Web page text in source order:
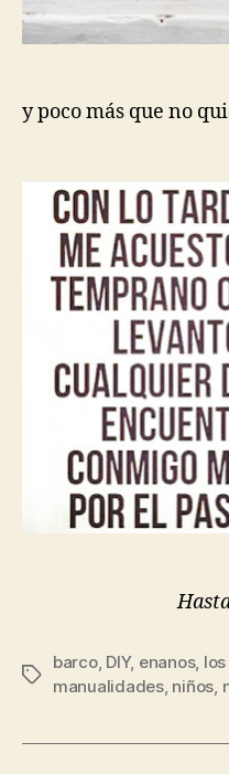
y poco más que no
Etiquetas
barco, DIY, enanos,
manualidades, niños,